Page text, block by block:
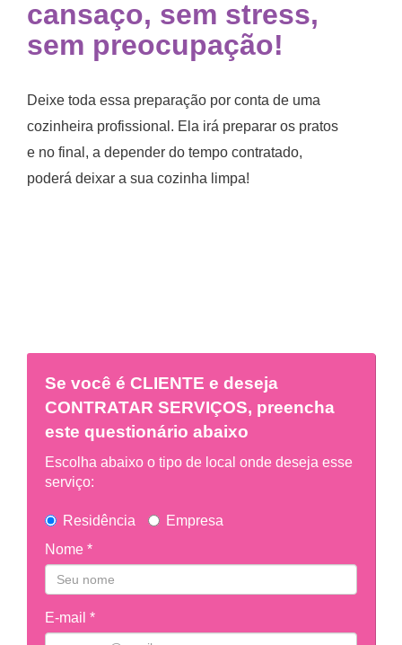
cansaço, sem stress,
sem preocupação!
Deixe toda essa preparação por conta de uma
cozinheira profissional. Ela irá preparar os pratos
e no final, a depender do tempo contratado,
poderá deixar a sua cozinha limpa!
Se você é CLIENTE e deseja
CONTRATAR SERVIÇOS, preencha
este questionário abaixo
Escolha abaixo o tipo de local onde deseja esse
serviço:
Residência
Empresa
Nome *
E-mail *